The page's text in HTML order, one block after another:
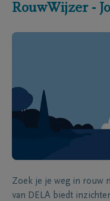
RouwWijzer -
Zoek je je weg in rouw
van DELA biedt